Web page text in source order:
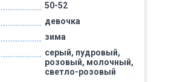
50-52
девочка
зима
серый, пудровый,
розовый, молочный,
светло-розовый